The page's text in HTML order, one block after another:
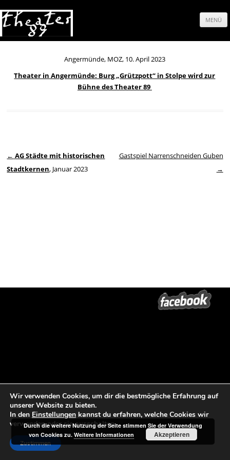
MENÜ
Springe
Inhalt
Angermünde, MOZ, 10. April 2023
Theater in Angermünde: Burg „Grützpott“ in Stolpe wird zur
Bühne des Theater 89
Beitrags-Navigation
← AG Städte mit historischen
Stadtkernen, Januar 2023
Gastspiel Narrenschneiden Guben
→
Wir verwenden Cookies, um dir die bestmögliche Erfahrung auf
unserer Website zu bieten.
In den Einstellungen kannst du erfahren, welche Cookies wir
verwenden oder sie ausschalten.
Zustimmen
Durch die weitere Nutzung der Seite stimmen Sie der Verwendung
von Cookies zu.Weitere Informationen Akzeptieren